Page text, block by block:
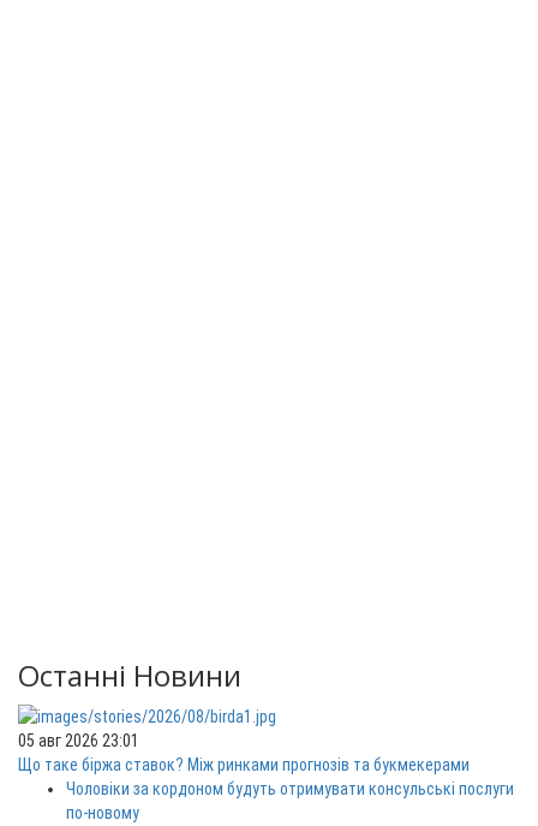
Останні Новини
05 авг 2026 23:01
Що таке біржа ставок? Між ринками прогнозів та букмекерами
Чоловіки за кордоном будуть отримувати консульські послуги
по-новому